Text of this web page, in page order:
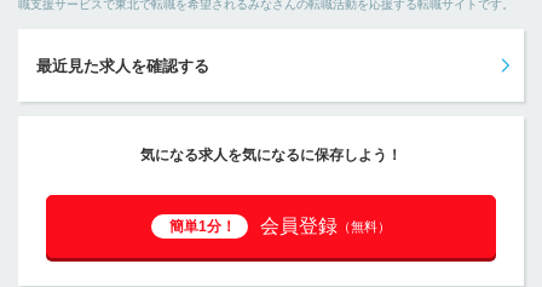
職支援サービスで東北で転職を希望されるみなさんの転職活動を応援する転職サイトです。
最近見た求人を確認する
気になる求人を気になるに保存しよう！
簡単1分！ 会員登録 （無料）